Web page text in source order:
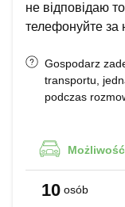
не відповідаю
телефонуйте
Gospodarz
transportu,
podczas
Możliwość
10 osób